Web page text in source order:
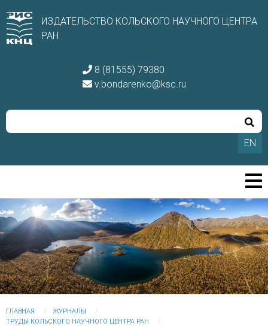
ИЗДАТЕЛЬСТВО КОЛЬСКОГО НАУЧНОГО ЦЕНТРА
РАН
8 (81555) 79380
v.bondarenko@ksc.ru
EN
ГЛАВНАЯ
ЖУРНАЛЫ
ТРУДЫ КОЛЬСКОГО НАУЧНОГО ЦЕНТРА РАН